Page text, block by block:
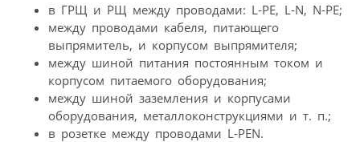
в ГРЩ и РЩ между проводами: L-PE, L-N, N-PE;
между проводами кабеля, питающего
выпрямитель, и корпусом выпрямителя;
между шиной питания постоянным током и
корпусом питаемого оборудования;
между шиной заземления и корпусами
оборудования, металлоконструкциями и т. п.;
в розетке между проводами L-PEN.